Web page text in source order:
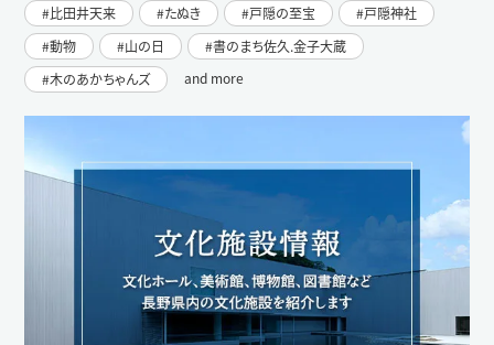
比田井天来
たぬき 戸隠の至宝
戸隠神社
動物
山の日
書のまち佐久.金子大蔵
木のあかちゃんズ
and more